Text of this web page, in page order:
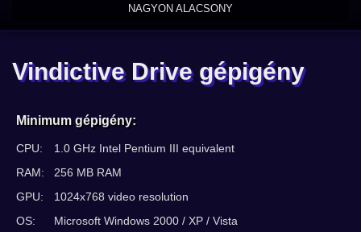
NAGYON ALACSONY
Vindictive Drive gépigény
Minimum gépigény:
CPU:
1.0 GHz Intel Pentium III equivalent
RAM:
256 MB RAM
GPU:
1024x768 video resolution
OS:
Microsoft Windows 2000 / XP / Vista